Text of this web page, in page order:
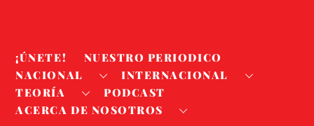
¡ÚNETE!
NUESTRO PERIODICO
NACIONAL
INTERNACIONAL
TEORÍA
PODCAST
ACERCA DE NOSOTROS